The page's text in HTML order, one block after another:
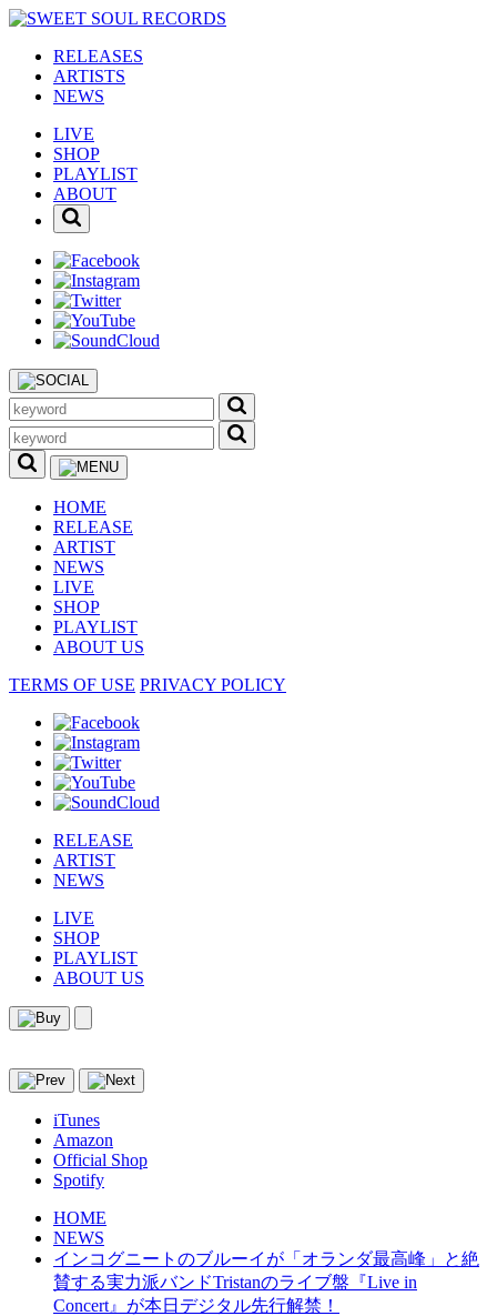
RELEASES
ARTISTS
NEWS
LIVE
SHOP
PLAYLIST
ABOUT
HOME
RELEASE
ARTIST
NEWS
LIVE
SHOP
PLAYLIST
ABOUT US
TERMS OF USE PRIVACY POLICY
RELEASE
ARTIST
NEWS
LIVE
SHOP
PLAYLIST
ABOUT US
iTunes
Amazon
Official Shop
Spotify
HOME
NEWS
インコグニートのブルーイが「オランダ最高峰」と絶
賛する実力派バンドTristanのライブ盤『Live in
Concert』が本日デジタル先行解禁！